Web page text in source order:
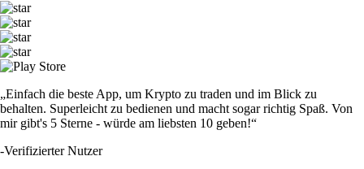
„Einfach die beste App, um Krypto zu traden und im Blick zu
behalten. Superleicht zu bedienen und macht sogar richtig Spaß. Von
mir gibt's 5 Sterne - würde am liebsten 10 geben!“
-Verifizierter Nutzer